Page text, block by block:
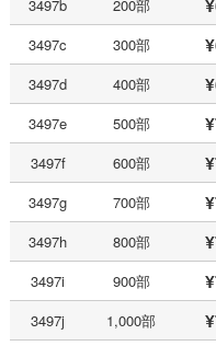
3497b
200部
3497c
300部
3497d
400部
3497e
500部
3497f
600部
3497g
700部
3497h
800部
3497i
900部
3497j
1,000部